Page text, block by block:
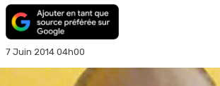
7 Juin 2014 04h00